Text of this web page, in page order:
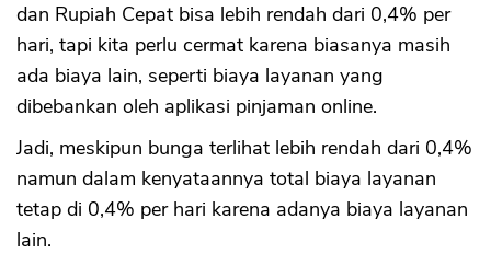
dan Rupiah Cepat bisa lebih rendah dari 0,4% per
hari, tapi kita perlu cermat karena biasanya masih
ada biaya lain, seperti biaya layanan yang
dibebankan oleh aplikasi pinjaman online.
Jadi, meskipun bunga terlihat lebih rendah dari 0,4%
namun dalam kenyataannya total biaya layanan
tetap di 0,4% per hari karena adanya biaya layanan
lain.